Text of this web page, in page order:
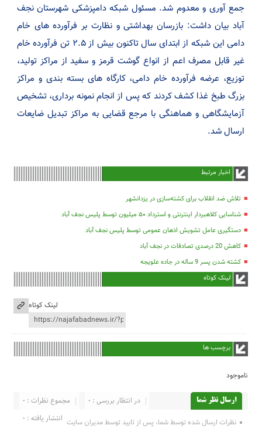
جمع آوری و معدوم شد. مسئول شبکه دامپزشکی شهرستان نجف
آباد بیان داشت: بازرسان بهداشتی و نظارت بر فرآورده های خام
دامی این شبکه از ابتدای سال تاکنون بیش از ۲.۵ تن فرآورده خام
غیر قابل مصرف اعم از انواع گوشت قرمز و سفید از مراکز تولید،
توزیع، عرضه فرآورده خام دامی، کارگاه های بسته بندی و مراکز
بزرگ طبخ غذا کشف کردند که پس از انجام نمونه برداری، تشخیص
آزمایشگاهی و هماهنگی با مرجع قضایی به مراکز تبدیل ضایعات
ارسال شد.
اخبار مرتبط
تلاش ضد انقلاب برای کشته‌سازی در یزدانشهر
شناسایی کلاهبردار اینترنتی و استرداد ۵۰ میلیون توسط پلیس نجف آباد
دستگیری عامل تشویش اذهان عمومی توسط پلیس نجف آباد
کاهش 20 درصدی تصادفات در نجف آباد
کشته شدن پسر 9 ساله در جاده علویجه
لینک کوتاه
لینک کوتاه
برچسب ها
ناموجود
ارسال نظر شما مجموع نظرات : 0
در انتظار بررسی : 0
انتشار یافته : 0 نظرات ارسال شده توسط شما، پس از تایید توسط مدیران سایت